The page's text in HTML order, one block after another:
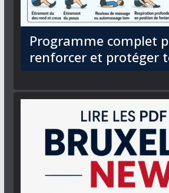
Programme complet
renforcer et protéger